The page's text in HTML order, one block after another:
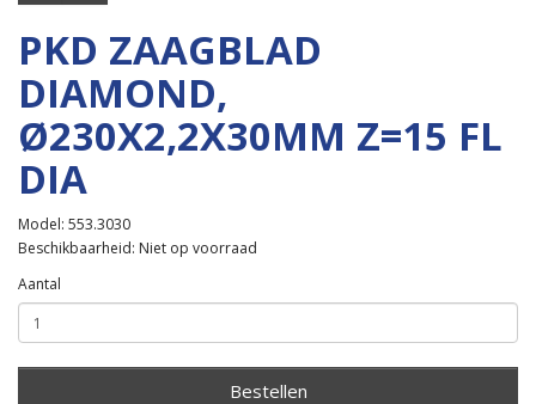
PKD ZAAGBLAD
DIAMOND,
Ø230X2,2X30MM Z=15 FL
DIA
Model: 553.3030
Beschikbaarheid: Niet op voorraad
Aantal
Bestellen